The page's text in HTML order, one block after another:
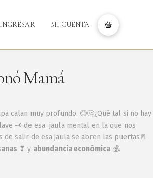
INGRESAR MI CUENTA
Mamá
calan muy profundo. 🥺🤔¿Qué tal si no hay
🗝 de esa jaula mental en la que nos
de salir de esa jaula se abren las puertas🚪
❣ y abundancia económica💰.